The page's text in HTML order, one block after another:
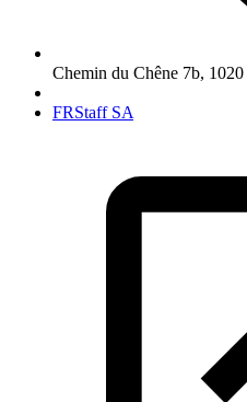
Chemin du Chêne 7b, 1020
FRStaff SA